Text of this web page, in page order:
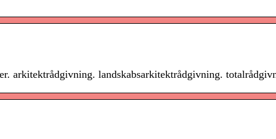
arkitektrådgivning. landskabsarkitektrådgivning.